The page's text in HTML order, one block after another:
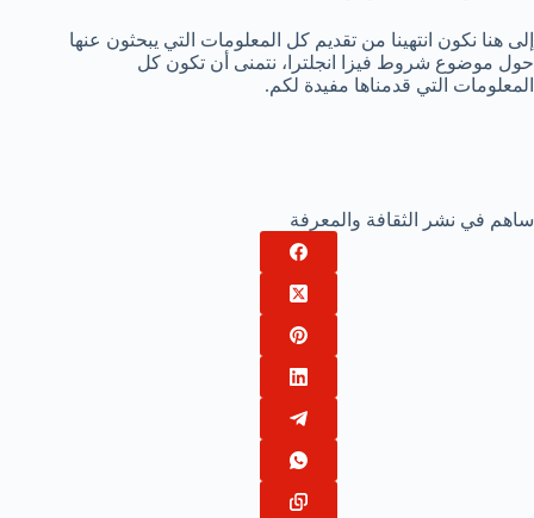
إلى هنا نكون انتهينا من تقديم كل المعلومات التي يبحثون عنها
حول موضوع شروط فيزا انجلترا، نتمنى أن تكون كل
المعلومات التي قدمناها مفيدة لكم.
ساهم في نشر الثقافة والمعرفة